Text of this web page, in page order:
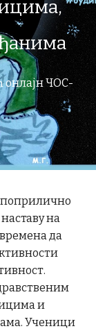
онлајн ЧОС-
поприлично
на
да
и
Ученици